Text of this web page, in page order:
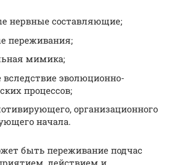
нервные составляющие;
переживания;
мимика;
вследствие эволюционно-
процессов;
организационного
начала.
быть переживание подчас